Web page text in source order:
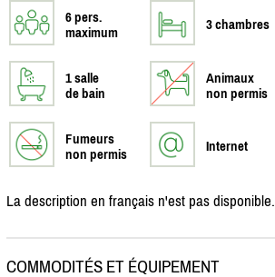
6 pers.
maximum
3 chambres
1 salle
de bain
Animaux
non permis
Fumeurs
non permis
Internet
La description en français n'est pas disponible.
COMMODITÉS ET ÉQUIPEMENT